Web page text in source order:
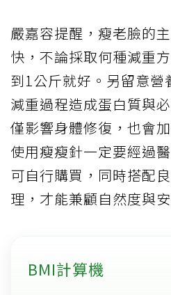
嚴嘉容提醒，瘦老臉的
快，不論採取何種減重
到1公斤就好。另留意營
減重過程造成蛋白質與
僅影響身體修復，也會
使用瘦瘦針一定要經過
可自行購買，同時搭配
理，才能兼顧自然度與
BMI計算機